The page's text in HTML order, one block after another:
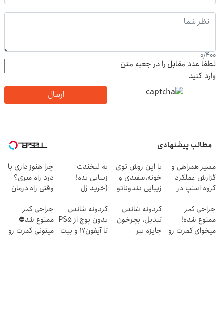
0/400
لطفا عدد مقابل را در جعبه متن
وارد کنید
ارسال
مطالب پیشنهادی
مسیر همراهی و
گزارش عملکرد
گروه اسنپ در
با این روش توی
خونه،سفیدی و
زیبایی دندوناتو
(40%off)
به لبخندت
زیبایی بده!
(خرید ژل
دندان
با40%تخفیف)
چرا هنوز داری با
درد راه میری؟
وقتی راه درمان
جراحی کمر
ممنوع شده!
میخوای کمرت رو
گردونه شانس
تبدیل، بچرخون
جایزه ببر
گردونه شانس
بدون پوچ از PS5
تا آیفون17 و بیت
جراحی کمر
ممنوع شد⛔
میتونی کمرت رو